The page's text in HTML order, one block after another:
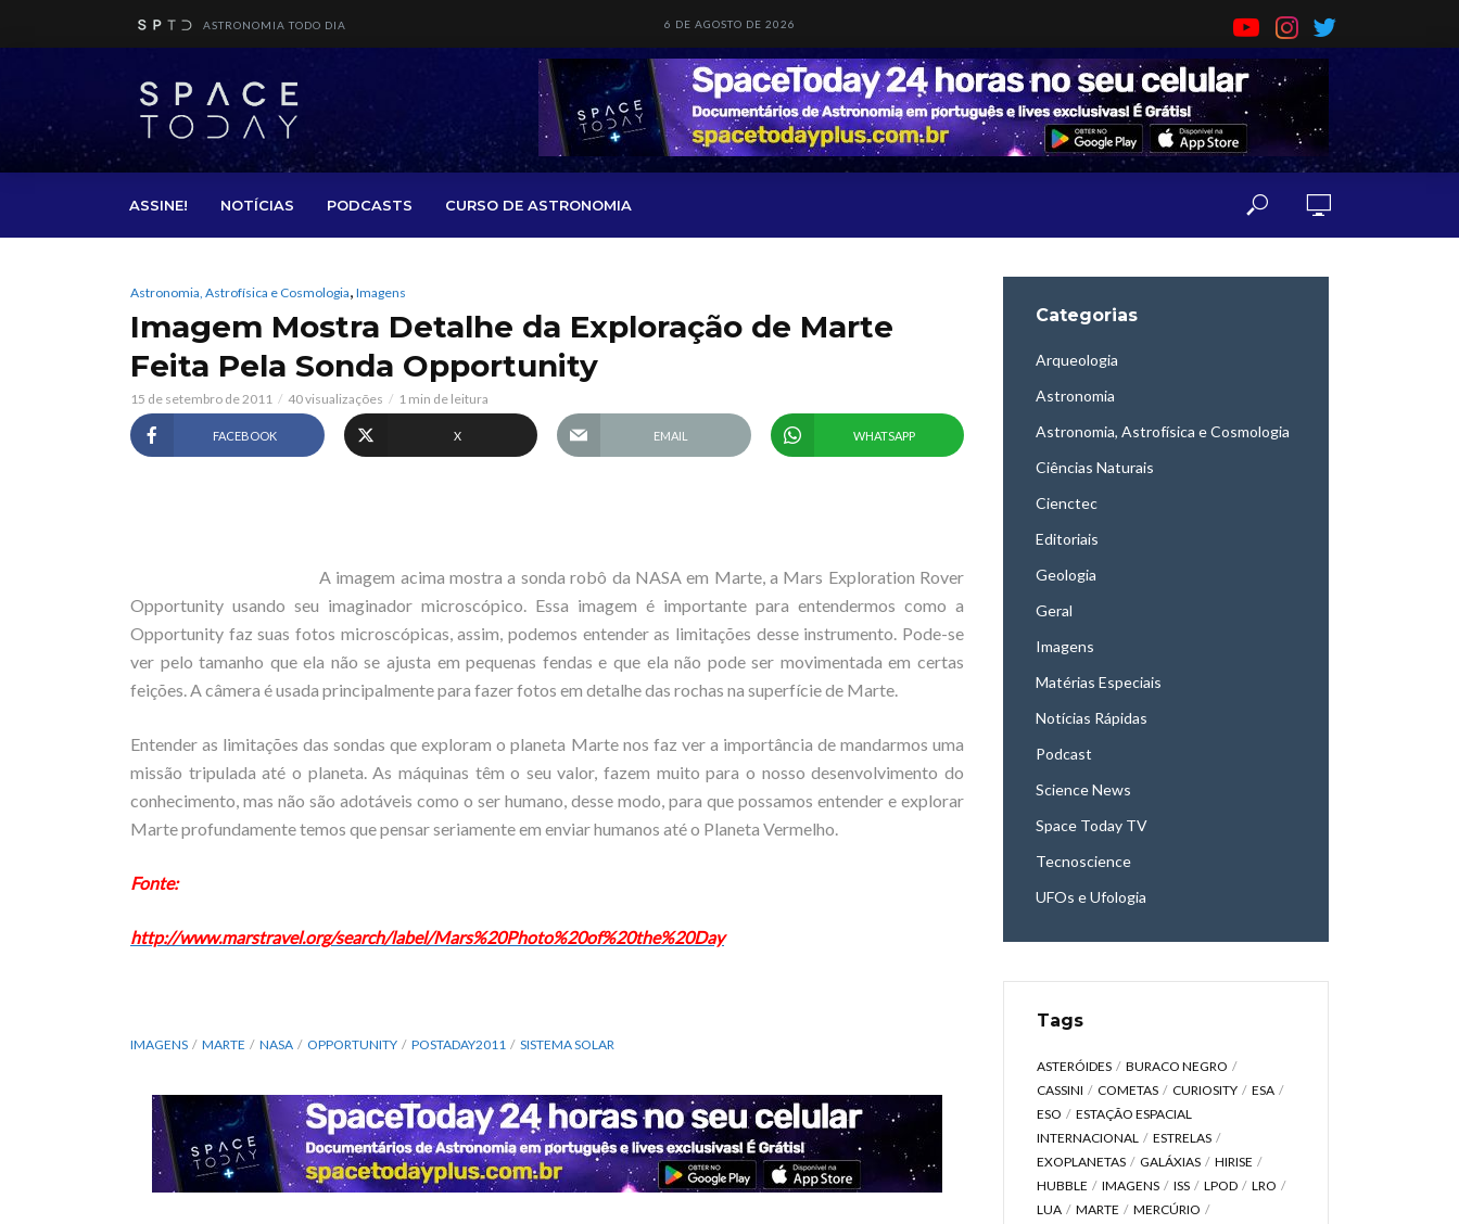
ASTRONOMIA TODO DIA 6 DE AGOSTO DE 2026
ASSINE! NOTÍCIAS PODCASTS CURSO DE ASTRONOMIA
Astronomia, Astrofísica e Cosmologia, Imagens
Imagem Mostra Detalhe da Exploração de Marte
Feita Pela Sonda Opportunity
15 de setembro de 2011 40 visualizações 1 min de leitura
FACEBOOK X EMAIL WHATSAPP
A imagem acima mostra a sonda robô da NASA em Marte, a Mars Exploration Rover
Opportunity usando seu imaginador microscópico. Essa imagem é importante para entendermos como a
Opportunity faz suas fotos microscópicas, assim, podemos entender as limitações desse instrumento. Pode-se
ver pelo tamanho que ela não se ajusta em pequenas fendas e que ela não pode ser movimentada em certas
feições. A câmera é usada principalmente para fazer fotos em detalhe das rochas na superfície de Marte.
Entender as limitações das sondas que exploram o planeta Marte nos faz ver a importância de mandarmos uma
missão tripulada até o planeta. As máquinas têm o seu valor, fazem muito para o nosso desenvolvimento do
conhecimento, mas não são adotáveis como o ser humano, desse modo, para que possamos entender e explorar
Marte profundamente temos que pensar seriamente em enviar humanos até o Planeta Vermelho.
Fonte:
http://www.marstravel.org/search/label/Mars%20Photo%20of%20the%20Day
IMAGENS MARTE NASA OPPORTUNITY POSTADAY2011 SISTEMA SOLAR
Categorias
Arqueologia
Astronomia
Astronomia, Astrofísica e Cosmologia
Ciências Naturais
Cienctec
Editoriais
Geologia
Geral
Imagens
Matérias Especiais
Notícias Rápidas
Podcast
Science News
Space Today TV
Tecnoscience
UFOs e Ufologia
Tags
ASTERÓIDES
BURACO NEGRO
CASSINI
COMETAS CURIOSITY
ESA
ESO
ESTAÇÃO ESPACIAL
INTERNACIONAL
ESTRELAS
EXOPLANETAS
GALÁXIAS
HIRISE
HUBBLE
IMAGENS ISS LPOD
LRO
LUA
MARTE
MERCÚRIO